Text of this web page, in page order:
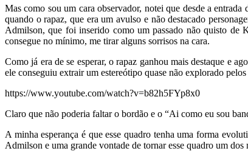
Mas como sou um cara observador, notei que desde a
quando o rapaz, que era um avulso e não destacado
Admilson, que foi inserido como um passado não quisto de
consegue no mínimo, me tirar alguns sorrisos na cara.
Como já era de se esperar, o rapaz ganhou mais destaque e
ele conseguiu extrair um estereótipo quase não explorado
https://www.youtube.com/watch?v=b82h5FYp8x0
Claro que não poderia faltar o bordão e o “Ai como eu sou
A minha esperança é que esse quadro tenha uma forma
Admilson e uma grande vontade de tornar esse quadro um